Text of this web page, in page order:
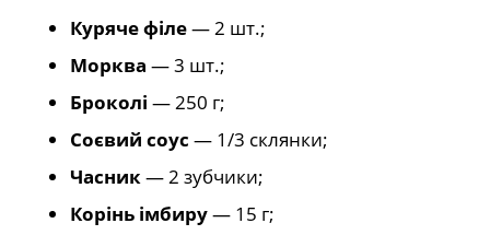
Куряче філе— 2 шт.;
Морква — 3 шт.;
Броколі — 250 г;
Соєвий соус — 1/3 склянки;
Часник— 2 зубчики;
Корінь імбиру— 15 г;